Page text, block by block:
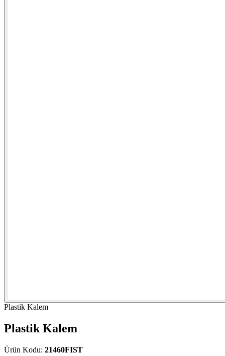
Plastik Kalem
Plastik Kalem
Ürün Kodu: 21460FIST